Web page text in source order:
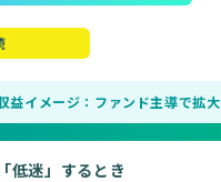
益イメージ：ファンド主導で拡大
低迷」するとき